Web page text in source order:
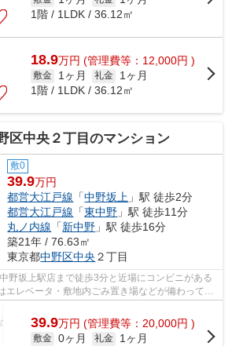
1階 / 1LDK / 36.12㎡
18.9万円 (管理費等：12,000円 )
敷金 1ヶ月 礼金
1ヶ月
1階 / 1LDK / 36.12㎡
区中央２丁目のマンション
敷0
39.9万円
都営大江戸線 「中野坂上 」駅 徒歩2分
都営大江戸線 「東中野 」駅 徒歩11分
丸ノ内線 「新中野 」駅 徒歩16分
築21年 / 76.63㎡
東京都中野区中央 ２丁目
野坂上駅店まで徒歩3分と近場にコンビニがある
エレベータ・敷地内ごみ置き場などが備わってお
駅から徒歩2...
39.9万円 (管理費等：20,000円 )
敷金 0ヶ月 礼金
1ヶ月